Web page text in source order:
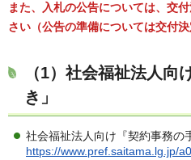
また、入札の公告については、交
さい（公告の準備については交付
（1）社会福祉法人向
き」
社会福祉法人向け『契約事務の
https://www.pref.saitama.lg.jp/